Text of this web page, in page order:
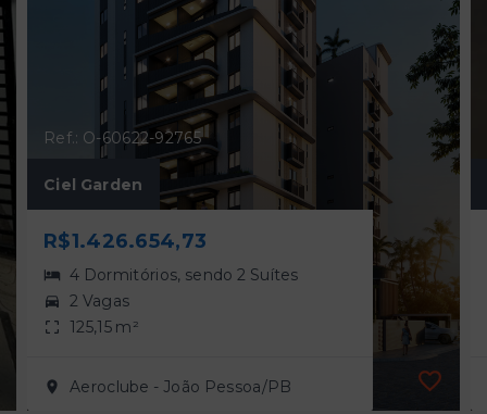
Ref.: O-60622-92765
Ciel Garden
R$1.426.654,73
4 Dormitórios, sendo 2 Suítes
2 Vagas
125,15 m²
Aeroclube - João Pessoa/PB